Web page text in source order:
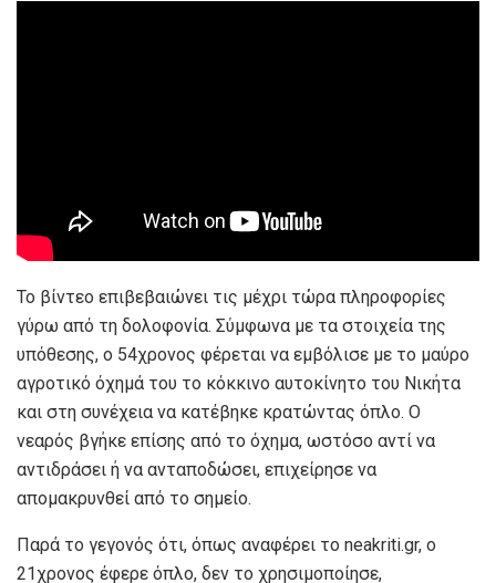
Το βίντεο επιβεβαιώνει τις μέχρι τώρα πληροφορίες
γύρω από τη δολοφονία. Σύμφωνα με τα στοιχεία της
υπόθεσης, ο 54χρονος φέρεται να εμβόλισε με το μαύρο
αγροτικό όχημά του το κόκκινο αυτοκίνητο του Νικήτα
και στη συνέχεια να κατέβηκε κρατώντας όπλο. Ο
νεαρός βγήκε επίσης από το όχημα, ωστόσο αντί να
αντιδράσει ή να ανταποδώσει, επιχείρησε να
απομακρυνθεί από το σημείο.
Παρά το γεγονός ότι, όπως αναφέρει το neakriti.gr, ο
21χρονος έφερε όπλο, δεν το χρησιμοποίησε,